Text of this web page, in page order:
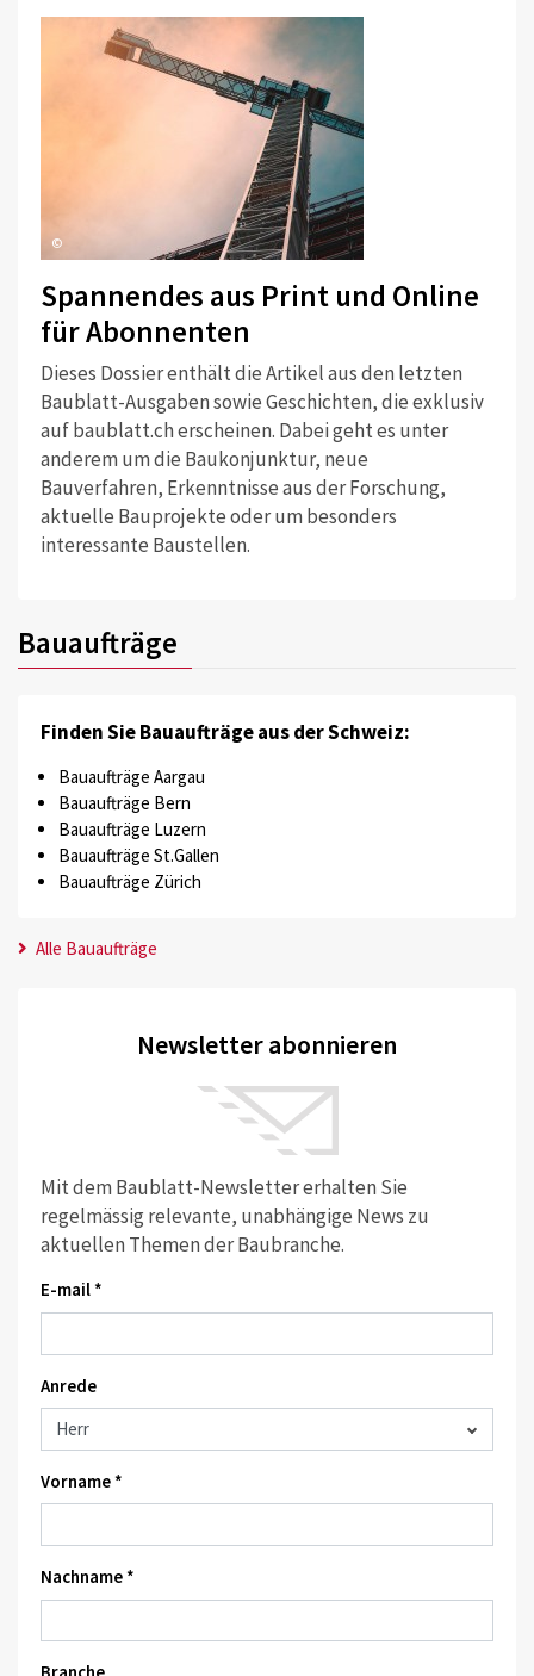
©
Spannendes aus Print und Online
für Abonnenten
Dieses Dossier enthält die Artikel aus den letzten
Baublatt-Ausgaben sowie Geschichten, die exklusiv
auf baublatt.ch erscheinen. Dabei geht es unter
anderem um die Baukonjunktur, neue
Bauverfahren, Erkenntnisse aus der Forschung,
aktuelle Bauprojekte oder um besonders
interessante Baustellen.
Bauaufträge
Finden Sie Bauaufträge aus der Schweiz:
Bauaufträge Aargau
Bauaufträge Bern
Bauaufträge Luzern
Bauaufträge St.Gallen
Bauaufträge Zürich
Alle Bauaufträge
Newsletter abonnieren
Mit dem Baublatt-Newsletter erhalten Sie
regelmässig relevante, unabhängige News zu
aktuellen Themen der Baubranche.
E-mail *
Anrede
Vorname *
Nachname *